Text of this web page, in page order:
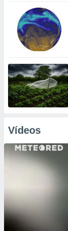
Vídeos